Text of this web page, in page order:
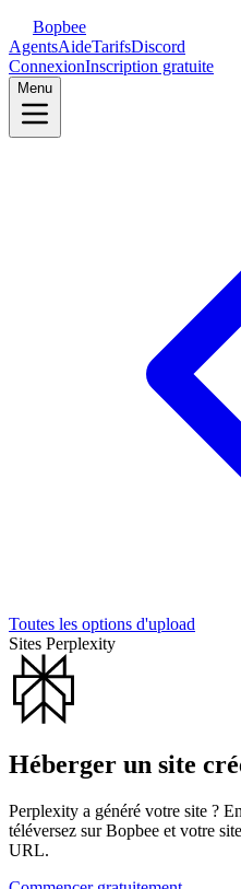
Bopbee
AgentsAideTarifsDiscord
ConnexionInscription gratuite
Menu
Toutes les options d'upload
Sites Perplexity
Héberger un site
Perplexity a généré votre site ?
téléversez sur Bopbee et votre
URL.